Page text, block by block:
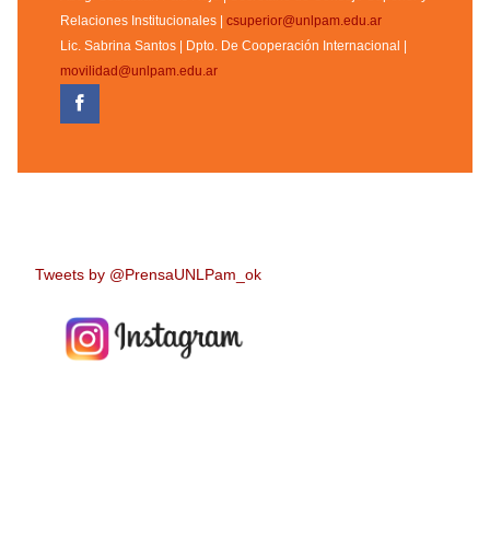
Relaciones Institucionales | csuperior@unlpam.edu.ar
Lic. Sabrina Santos | Dpto. De Cooperación Internacional |
movilidad@unlpam.edu.ar
Tweets by @PrensaUNLPam_ok